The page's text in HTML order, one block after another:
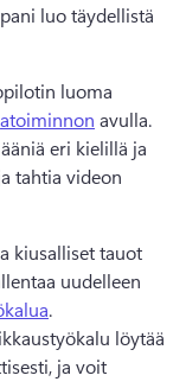
luo täydellistä
luoma
eri kielillä ja
tahtia videon
kiusalliset tauot
uudelleen
löytää
ja voit